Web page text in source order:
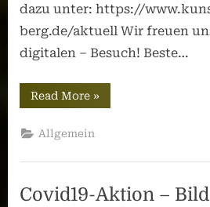
dazu unter: https://
berg.de/aktuell Wir freuen
digitalen – Besuch! Beste…
Read More“Kunst
am
»
Allgemein
Covid19-Aktion –